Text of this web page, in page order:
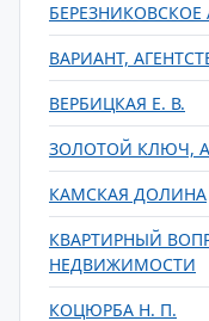
ВАРИАНТ,
ВЕРБИЦКАЯ Е. В.
ЗОЛОТОЙ КЛЮЧ,
КАМСКАЯ ДОЛИНА
КВАРТИРНЫЙ
НЕДВИЖИМОСТИ
КОЦЮРБА Н. П.